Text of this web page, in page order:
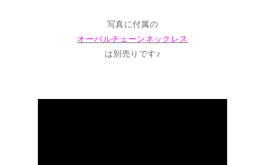
写真に付属の
オーバルチェーンネックレス
は別売りです♪